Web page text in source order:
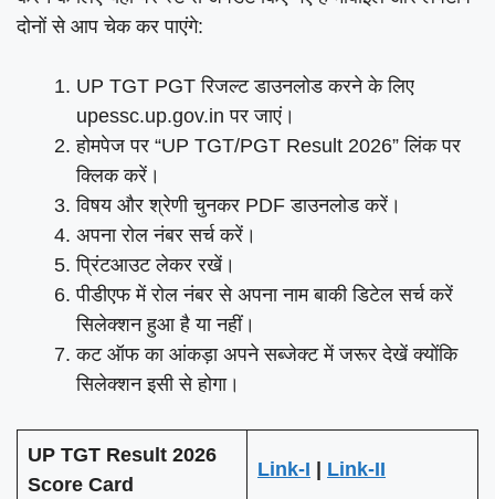
दोनों से आप चेक कर पाएंगे:
UP TGT PGT रिजल्ट डाउनलोड करने के लिए
upessc.up.gov.in पर जाएं।
होमपेज पर “UP TGT/PGT Result 2026” लिंक पर
क्लिक करें।
विषय और श्रेणी चुनकर PDF डाउनलोड करें।
अपना रोल नंबर सर्च करें।
प्रिंटआउट लेकर रखें।
पीडीएफ में रोल नंबर से अपना नाम बाकी डिटेल सर्च करें
सिलेक्शन हुआ है या नहीं।
कट ऑफ का आंकड़ा अपने सब्जेक्ट में जरूर देखें क्योंकि
सिलेक्शन इसी से होगा।
UP TGT Result 2026
Score Card
Link-I Link-II